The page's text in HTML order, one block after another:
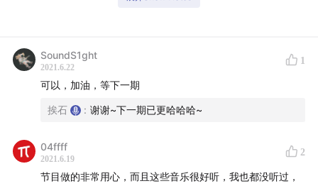
20:23别，千万别 - 朴树
23:35Goodnight Kiss - Black Box Recorder
31:04 优雅 - 果味VC
34:10Champagne Supernova - Oasis
40:35Hoppípolla - Sigur Rós
46:27Homesick - Kings of Convenience
SoundS1ght
2021.6.22
1
可以，加油，等下一期
挨石 : 谢谢~下一期已更哈哈哈~
04ffff
2021.6.19
2
节目做的非常用心，而且这些音乐很好听，我也都没听过，